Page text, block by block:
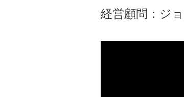
経営顧問：ジ